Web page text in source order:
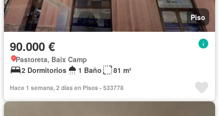
Piso
90.000 €
Pastoreta, Baix Camp
2 Dormitorios
1 Baño 81 m²
Hace 1 semana, 2 días en Pisos - 533778